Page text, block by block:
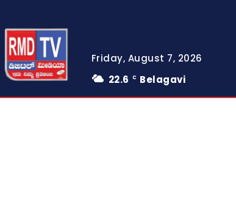
Friday, August 7, 2026
22.6
C Belagavi